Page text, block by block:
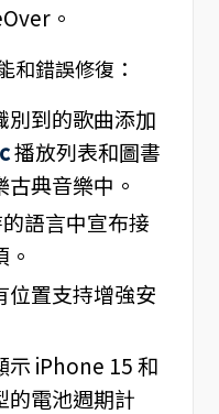
。
和錯誤修復：
別到的歌曲添加
播放列表和圖書
典音樂中。
語言中宣布接
位置支持增強安
示 iPhone 15 和
的電池週期計